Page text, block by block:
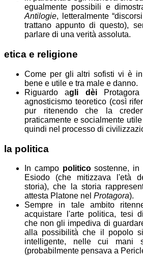
egualmente possibili e
Antilogie, letteralmente
trattano appunto di questo),
parlare di una verità assoluta.
etica e religione
Come per gli altri sofisti vi è
bene e utile e tra male e danno.
Riguardo agli dèiProtagora
agnosticismo teoretico (così
pur ritenendo che la
praticamente e socialmente
quindi nel processo di
la politica
In campo politicosostenne, in
Esiodo (che mitizzava l'età
storia), che la storia
attesta Platone nel Protagora).
Sempre in tale ambito
acquistare l'arte politica, tesi
che non gli impediva di
alla possibilità che il popolo
intelligente, nelle cui mani
(probabilmente pensava a